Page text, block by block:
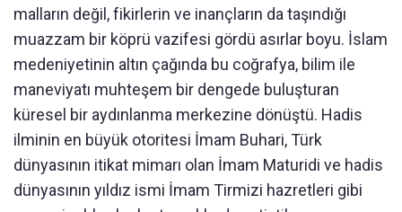
malların değil, fikirlerin ve inançların da taşındığı
muazzam bir köprü vazifesi gördü asırlar boyu. İslam
medeniyetinin altın çağında bu coğrafya, bilim ile
maneviyatı muhteşem bir dengede buluşturan
küresel bir aydınlanma merkezine dönüştü. Hadis
ilminin en büyük otoritesi İmam Buhari, Türk
dünyasının itikat mimarı olan İmam Maturidi ve hadis
dünyasının yıldız ismi İmam Tirmizi hazretleri gibi